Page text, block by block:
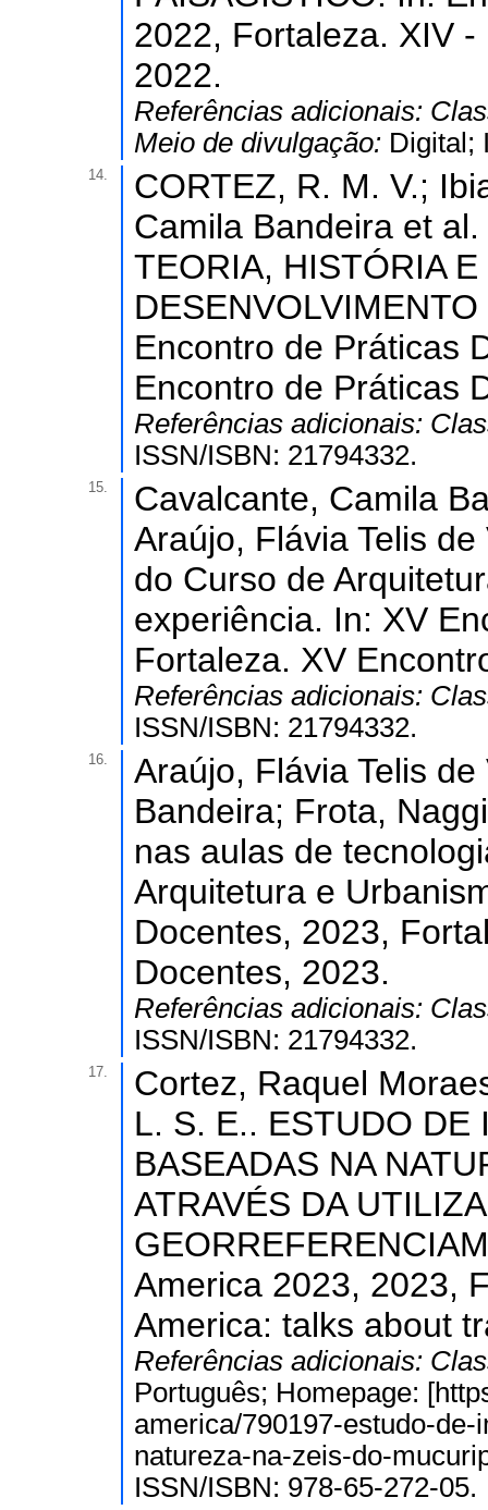
2022, Fortaleza. XIV
2022.
Referências adicionais:
Meio de divulgação: Digital;
14.
CORTEZ, R. M. V.;
Camila Bandeira et
TEORIA, HISTÓRIA
Encontro de Práticas
Encontro de Práticas
Referências adicionais:
ISSN/ISBN: 21794332.
15.
Cavalcante, Camila
Araújo, Flávia Telis
do Curso de
experiência. In: XV
Fortaleza. XV
Referências adicionais:
ISSN/ISBN: 21794332.
16.
Araújo, Flávia Telis
Bandeira; Frota,
nas aulas de
Arquitetura e
Docentes, 2023,
Docentes, 2023.
Referências adicionais:
ISSN/ISBN: 21794332.
17.
Cortez, Raquel
L. S. E.. ESTUDO DE
BASEADAS NA
ATRAVÉS DA
America 2023, 2023,
America: talks about
Referências adicionais:
Português; Homepage:
america/790197-estudo-
natureza-na-zeis-do-
ISSN/ISBN: 978-65-272-05.